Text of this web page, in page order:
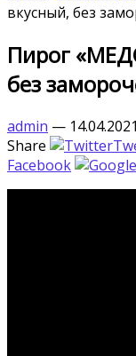
вкусный, без
Пирог
без
admin — 14.04.2021
Share
Facebook